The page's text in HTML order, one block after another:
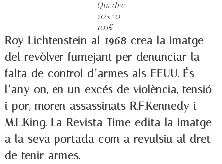
Quadre
50×70
105€
Roy Lichtenstein al 1968 crea la imatge
del revòlver fumejant per denunciar la
falta de control d’armes als EEUU. És
l’any on, en un excés de violència, tensió
i por, moren assassinats R.F.Kennedy i
M.L.King. La Revista Time edita la imatge
a la seva portada com a revulsiu al dret
de tenir armes.